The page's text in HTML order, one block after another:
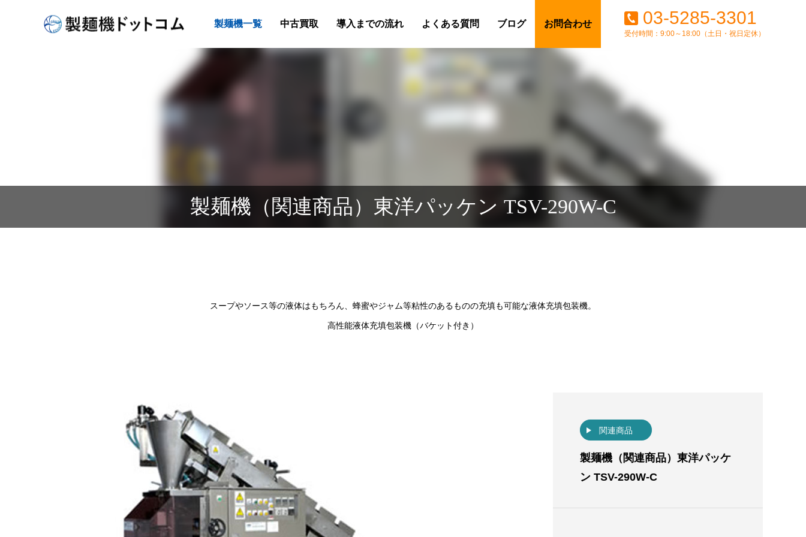
製麺機一覧 中古買取 導入までの流れ よくある質問 ブログ お問合わせ 03-5285-3301
受付時間：9:00～18:00（土日・祝日定休）
製麺機（関連商品）東洋パッケン TSV-290W-C
スープやソース等の液体はもちろん、蜂蜜やジャム等粘性のあるものの充填も可能な液体充填包装機。
高性能液体充填包装機（バケット付き）
関連商品
製麺機（関連商品）東洋パッケ
ン TSV-290W-C